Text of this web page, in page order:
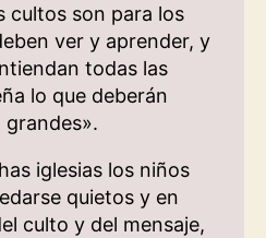
cultos son para los
ver y aprender, y
todas las
lo que deberán
grandes».
iglesias los niños
quietos y en
culto y del mensaje,